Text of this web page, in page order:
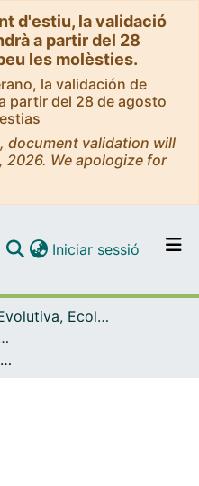
d'estiu, la validació
a partir del 28
les molèsties.
la validación de
partir del 28 de agosto
document validation will
We apologize for
per tot el DD
publicar
Iniciar sessió (current)
Biologia Evolutiva, Ecologia i Ciències Ambientals
Evolutiva, Ecologia i Ciències Ambientals)
Seguiment temporal de la gorgonia Paramuricea clavata de les Illes Medes. Exercici 1995